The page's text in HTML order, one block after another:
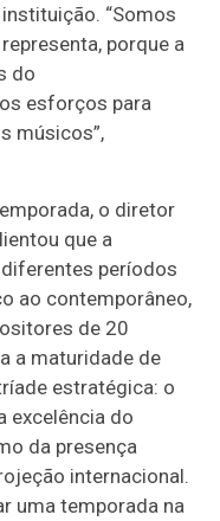
“Somos
porque a
do
esforços para
músicos”,
o diretor
que a
períodos
ao contemporâneo,
de 20
a maturidade de
estratégica: o
excelência do
da presença
internacional.
uma temporada na